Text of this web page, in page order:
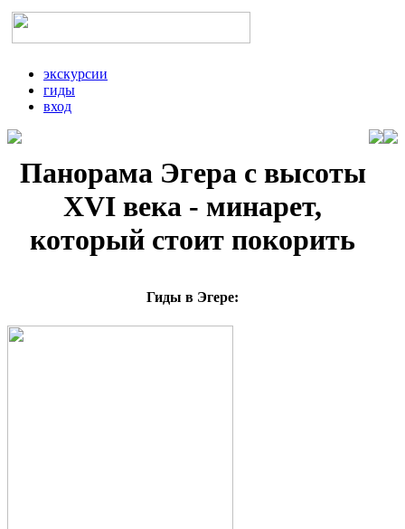
экскурсии
гиды
вход
Панорама Эгера с высоты
XVI века - минарет,
который стоит покорить
Гиды в Эгере: